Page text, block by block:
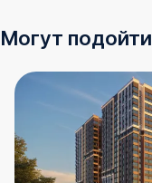
Могут подойти